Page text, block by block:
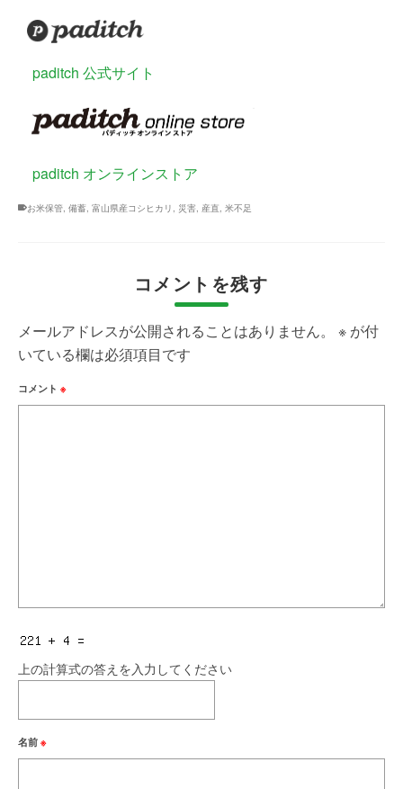
paditch 公式サイト
paditch オンラインストア
お米保管, 備蓄, 富山県産コシヒカリ , 災害, 産直, 米不足
コメントを残す
メールアドレスが公開されることはありません。 ※ が付
いている欄は必須項目です
コメント ※
上の計算式の答えを入力してください
名前 ※